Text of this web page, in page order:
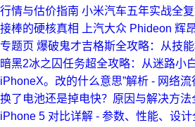
行情与估价指南 小米汽车五年实战全
接棒的硬核真相
上汽大众 Phideon 辉
专题页 爆破鬼才吉格斯全攻略：从技
暗黑2冰之囚任务超全攻略：从迷路小
iPhoneX。改的什么意思”解析 - 网络流
换了电池还是掉电快？原因与解决方法
iPhone 5 对比详解 - 参数、性能、设